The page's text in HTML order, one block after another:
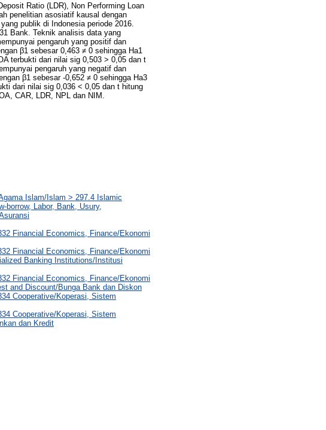
Ratio (LDR), Non Performing Loan
penelitian asosiatif kausal dengan
publik di Indonesia periode 2016.
Bank. Teknik analisis data yang
pengaruh yang positif dan
β1 sebesar 0,463 ≠ 0 sehingga Ha1
terbukti dari nilai sig 0,503 > 0,05 dan t
pengaruh yang negatif dan
β1 sebesar -0,652 ≠ 0 sehingga Ha3
dari nilai sig 0,036 < 0,05 dan t hitung
CAR, LDR, NPL dan NIM.
Islam/Islam > 297.4 Islamic
borrow, Labor, Bank, Usury,
Financial Economics, Finance/Ekonomi
Financial Economics, Finance/Ekonomi
Banking Institutions/Institusi
Financial Economics, Finance/Ekonomi
and Discount/Bunga Bank dan Diskon
Cooperative/Koperasi, Sistem
Cooperative/Koperasi, Sistem
dan Kredit